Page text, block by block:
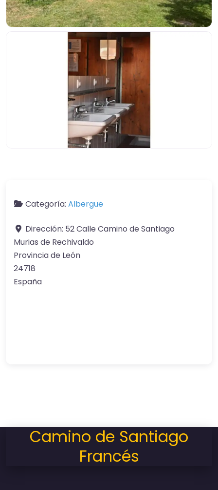
Categoría: Albergue
Dirección: 52 Calle Camino de Santiago
Murias de Rechivaldo
Provincia de León
24718
España
Camino de Santiago
Francés